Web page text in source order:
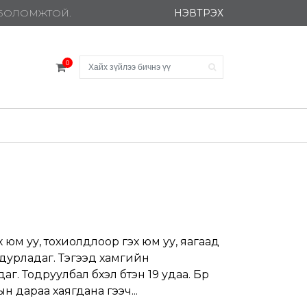
БОЛОМЖТОЙ. НЭВТРЭХ
0
юм уу, тохиолдлоор гэх юм уу, яагаад
Тэгээд хамгийн
Тодруулбал бүхэл бүтэн 19 удаа. Бүр
дараа хаягдана гээч...